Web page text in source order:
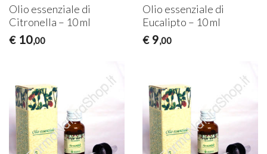
Olio essenziale di
Citronella – 10 ml
€ 10,00
Olio essenziale di
Eucalipto – 10 ml
€ 9,00